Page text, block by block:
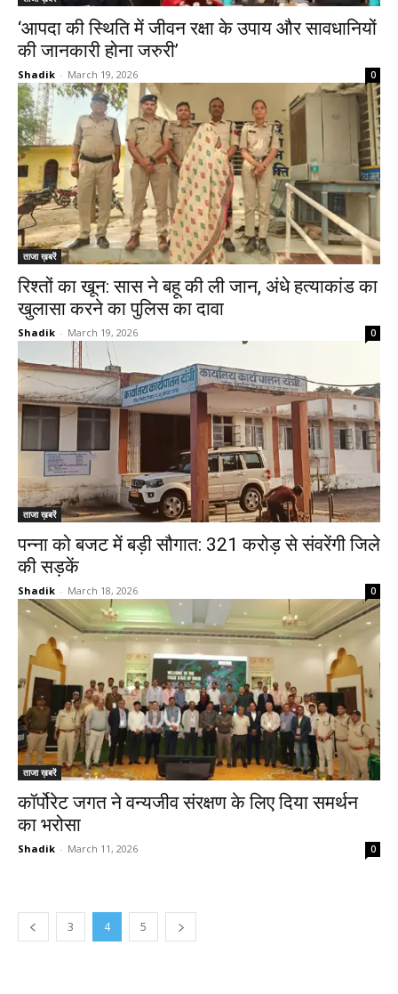
‘आपदा की स्थिति में जीवन रक्षा के उपाय और सावधानियों
की जानकारी होना जरुरी’
Shadik - March 19, 2026 0
ताजा ख़बरें
रिश्तों का खून: सास ने बहू की ली जान, अंधे हत्याकांड का
खुलासा करने का पुलिस का दावा
Shadik - March 19, 2026 0
ताजा ख़बरें
पन्ना को बजट में बड़ी सौगात: 321 करोड़ से संवरेंगी जिले
की सड़कें
Shadik - March 18, 2026 0
ताजा ख़बरें
कॉर्पोरेट जगत ने वन्यजीव संरक्षण के लिए दिया समर्थन
का भरोसा
Shadik - March 11, 2026 0
3 4 5